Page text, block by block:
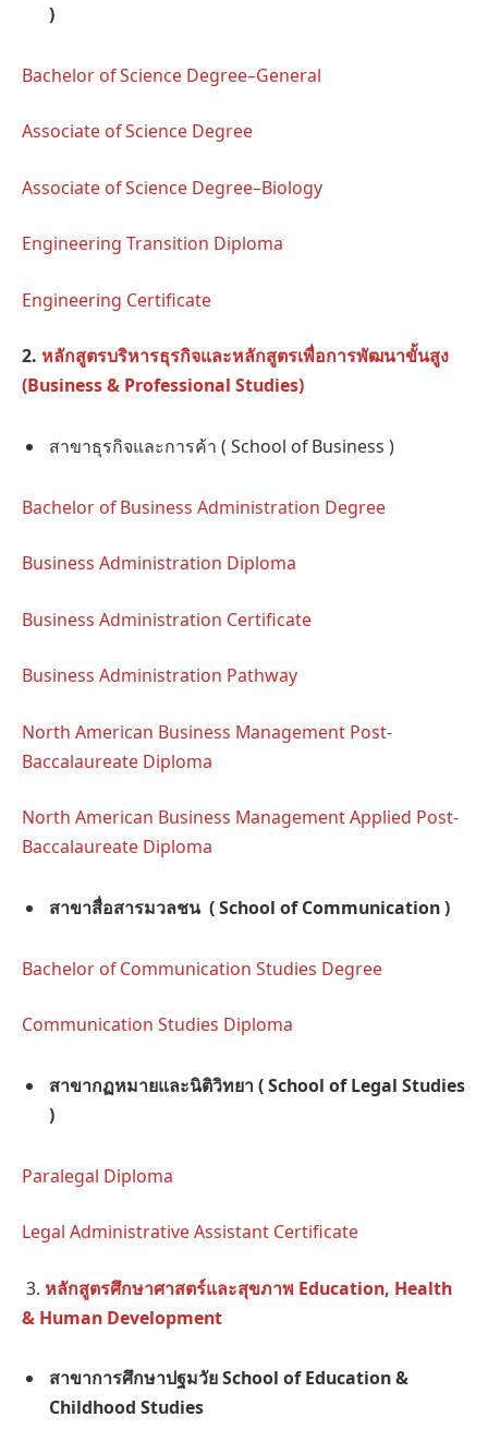
)
Bachelor of Science Degree–General
Associate of Science Degree
Associate of Science Degree–Biology
Engineering Transition Diploma
Engineering Certificate
2. หลักสูตรบริหารธุรกิจและหลักสูตรเพื่อการพัฒนาขั้นสูง
(Business & Professional Studies)
สาขาธุรกิจและการค้า ( School of Business )
Bachelor of Business Administration Degree
Business Administration Diploma
Business Administration Certificate
Business Administration Pathway
North American Business Management Post-
Baccalaureate Diploma
North American Business Management Applied Post-
Baccalaureate Diploma
สาขาสื่อสารมวลชน ( School of Communication )
Bachelor of Communication Studies Degree
Communication Studies Diploma
สาขากฏหมายและนิติวิทยา ( School of Legal Studies
)
Paralegal Diploma
Legal Administrative Assistant Certificate
3. หลักสูตรศึกษาศาสตร์และสุขภาพ Education, Health
& Human Development
สาขาการศึกษาปฐมวัยSchool of Education &
Childhood Studies